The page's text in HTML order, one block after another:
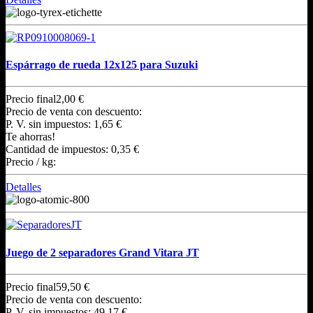
Espárrago de rueda 12x125 para Suzuki
Precio final2,00 €
Precio de venta con descuento:
P. V. sin impuestos: 1,65 €
Te ahorras!
Cantidad de impuestos: 0,35 €
Precio / kg:
Detalles
Juego de 2 separadores Grand Vitara JT
Precio final59,50 €
Precio de venta con descuento: